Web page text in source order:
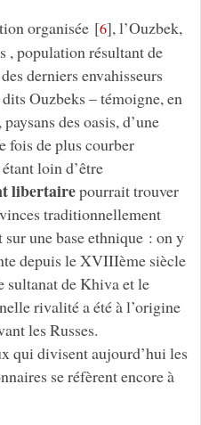
organisée[6], l’Ouzbek,
, population résultant de
derniers envahisseurs
Ouzbeks – témoigne, en
paysans des oasis, d’une
fois de plus courber
loin d’être
libertairepourrait trouver
traditionnellement
sur une base ethnique : on y
depuis le XVIIIème siècle
sultanat de Khiva et le
rivalité a été à l’origine
les Russes.
qui divisent aujourd’hui les
se réfèrent encore à